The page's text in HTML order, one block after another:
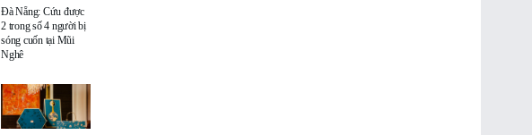
Đà Nẵng: Cứu được
2 trong số 4 người bị
sóng cuốn tại Mũi
Nghê